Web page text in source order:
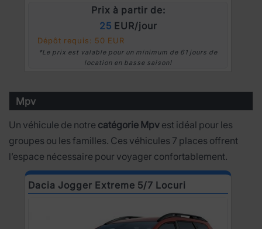
Prix à partir de:
25 EUR/jour
Dépôt requis: 50 EUR
*Le prix est valable pour un minimum de 61 jours de
location en basse saison!
Mpv
Un véhicule de notre catégorie Mpv est idéal pour les
groupes ou les familles. Ces véhicules 7 places offrent
l’espace nécessaire pour voyager confortablement.
Dacia Jogger Extreme 5/7 Locuri